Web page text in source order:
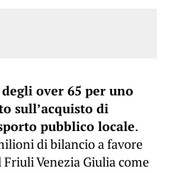
over 65 per uno
sull’acquisto di
pubblico locale.
di bilancio a favore
Venezia Giulia come